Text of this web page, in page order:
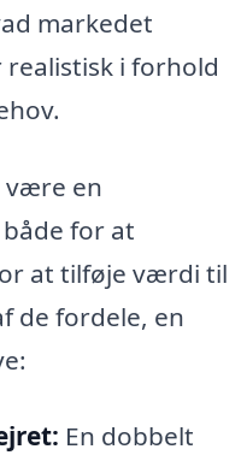
markedet
i forhold
være en
for at
at tilføje værdi til
de fordele, en
En dobbelt